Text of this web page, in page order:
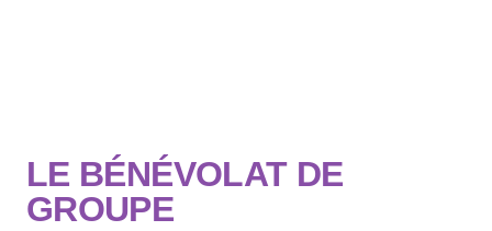
LE BÉNÉVOLAT DE
GROUPE